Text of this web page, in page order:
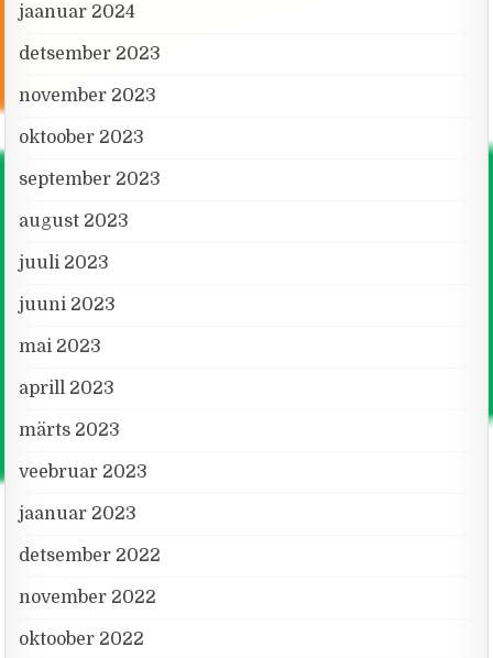
jaanuar 2024
detsember 2023
november 2023
oktoober 2023
september 2023
august 2023
juuli 2023
juuni 2023
mai 2023
aprill 2023
märts 2023
veebruar 2023
jaanuar 2023
detsember 2022
november 2022
oktoober 2022